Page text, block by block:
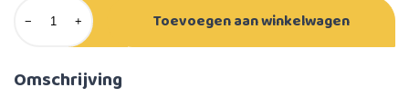
− + Toevoegen aan winkelwagen
Omschrijving